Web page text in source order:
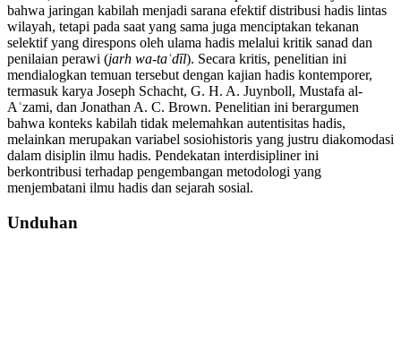
bahwa jaringan kabilah menjadi sarana efektif distribusi hadis lintas
wilayah, tetapi pada saat yang sama juga menciptakan tekanan
selektif yang direspons oleh ulama hadis melalui kritik sanad dan
penilaian perawi (jarh wa-taʿdīl). Secara kritis, penelitian ini
mendialogkan temuan tersebut dengan kajian hadis kontemporer,
termasuk karya Joseph Schacht, G. H. A. Juynboll, Mustafa al-
Aʿzami, dan Jonathan A. C. Brown. Penelitian ini berargumen
bahwa konteks kabilah tidak melemahkan autentisitas hadis,
melainkan merupakan variabel sosiohistoris yang justru diakomodasi
dalam disiplin ilmu hadis. Pendekatan interdisipliner ini
berkontribusi terhadap pengembangan metodologi yang
menjembatani ilmu hadis dan sejarah sosial.
Unduhan